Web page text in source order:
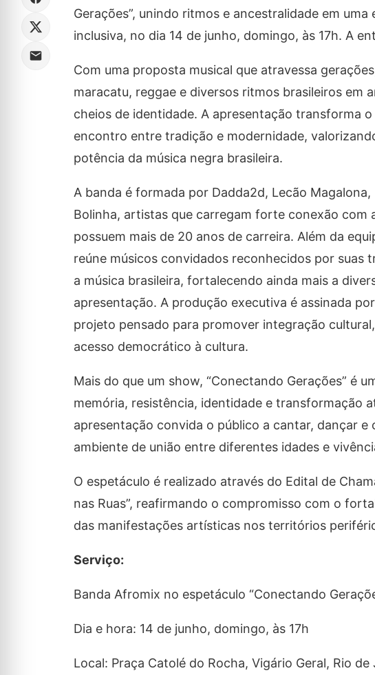
Gerações”, unindo ritmos e ancestralidade em
inclusiva, no dia 14 de junho, domingo, às 17h. A
Com uma proposta musical que atravessa
maracatu, reggae e diversos ritmos brasileiros em
cheios de identidade. A apresentação transforma
encontro entre tradição e modernidade,
potência da música negra brasileira.
A banda é formada por Dadda2d, Lecão
Bolinha, artistas que carregam forte conexão com
possuem mais de 20 anos de carreira. Além da
reúne músicos convidados reconhecidos por suas
a música brasileira, fortalecendo ainda mais a
apresentação. A produção executiva é assinada
projeto pensado para promover integração
acesso democrático à cultura.
Mais do que um show, “Conectando Gerações” é
memória, resistência, identidade e transformação
apresentação convida o público a cantar, dançar
ambiente de união entre diferentes idades e
O espetáculo é realizado através do Edital de
nas Ruas”, reafirmando o compromisso com o
das manifestações artísticas nos territórios
Serviço:
Banda Afromix no espetáculo “Conectando
Dia e hora: 14 de junho, domingo, às 17h
Local: Praça Catolé do Rocha, Vigário Geral, Rio de